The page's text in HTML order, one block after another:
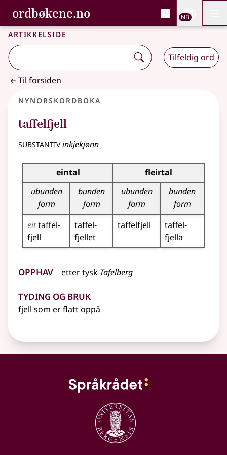
Gå til hovedinnhold
Tilgjengelighet
ordbøkene.no, Bokmålsordboka og
Bokmålsordboka og Nynorskordboka
NB
Artikkelside
Tilfeldig ord
Til forsiden
Nynorskordboka
taffelfjell
substantivinkjekjønn
Bøyningstabell for dette substantivet
eintal
fleirtal
ubunden
form
bunden
form
ubunden
form
bunden
form
eittaffel­
fjell
taffel­
fjellet
taffel­fjell
taffel­
fjella
Opphav ettertysk Tafelberg
Tyding og bruk
fjell som er flatt oppå